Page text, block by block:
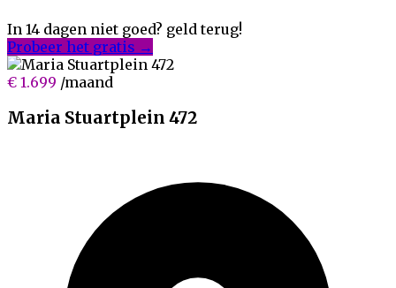
In 14 dagen niet goed? geld terug!
Probeer het gratis →
€ 1.699 /maand
Maria Stuartplein 472